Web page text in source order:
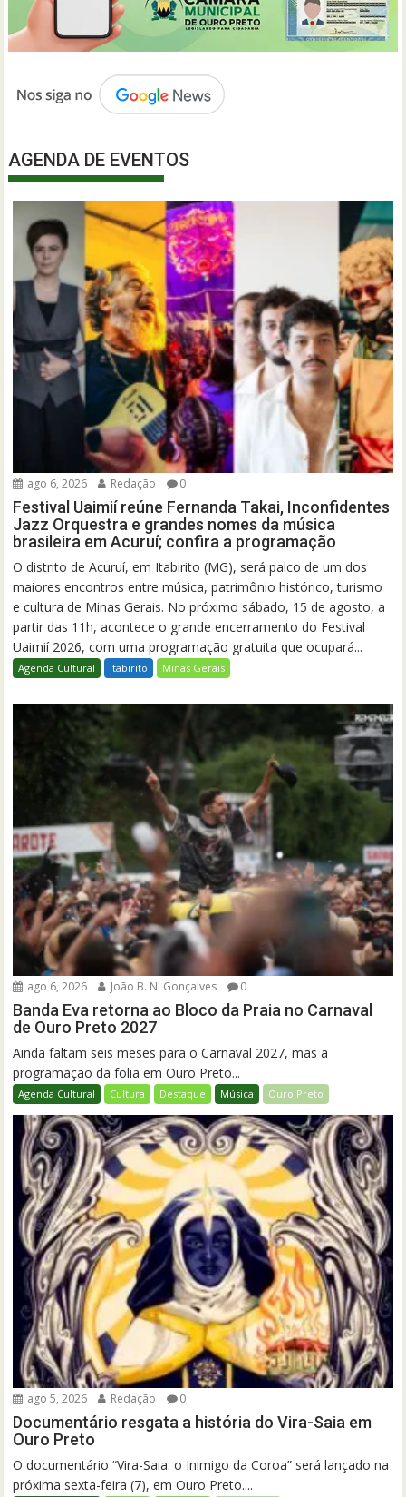
AGENDA DE EVENTOS
ago 6, 2026 Redação 0
Festival Uaimií reúne Fernanda Takai, Inconfidentes
Jazz Orquestra e grandes nomes da música
brasileira em Acuruí; confira a programação
O distrito de Acuruí, em Itabirito (MG), será palco de um dos
maiores encontros entre música, patrimônio histórico, turismo
e cultura de Minas Gerais. No próximo sábado, 15 de agosto, a
partir das 11h, acontece o grande encerramento do Festival
Uaimií 2026, com uma programação gratuita que ocupará...
Agenda Cultural Itabirito Minas Gerais
ago 6, 2026 João B. N. Gonçalves 0
Banda Eva retorna ao Bloco da Praia no Carnaval
de Ouro Preto 2027
Ainda faltam seis meses para o Carnaval 2027, mas a
programação da folia em Ouro Preto...
Agenda Cultural Cultura Destaque Música Ouro Preto
ago 5, 2026 Redação 0
Documentário resgata a história do Vira-Saia em
Ouro Preto
O documentário “Vira-Saia: o Inimigo da Coroa” será lançado na
próxima sexta-feira (7), em Ouro Preto....